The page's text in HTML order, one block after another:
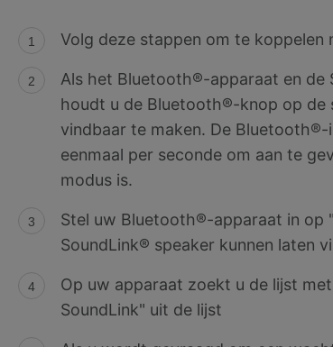
Volg deze stappen om te
Als het Bluetooth®-apparaat en de
houdt u de Bluetooth®-knop op de
vindbaar te maken. De
eenmaal per seconde om aan te
modus is.
Stel uw Bluetooth®-apparaat in op
SoundLink® speaker kunnen laten
Op uw apparaat zoekt u de lijst
SoundLink" uit de lijst